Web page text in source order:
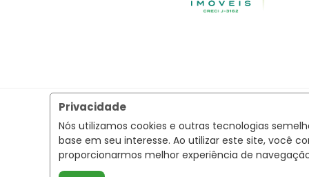
Privacidade
Nós utilizamos cookies e outras tecnologias
base em seu interesse. Ao utilizar este site, você
proporcionarmos melhor experiência de